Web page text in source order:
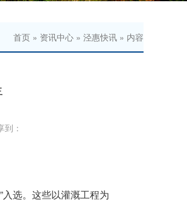
首页 » 资讯中心 » 泾惠快讯 » 内容
：
选。这些以灌溉工程为